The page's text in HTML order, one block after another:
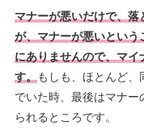
マナーが悪いだけで、
が、マナーが悪いという
にありませんので、マ
す。
もしも、ほとんど、
でいた時、最後はマナー
られるところです。